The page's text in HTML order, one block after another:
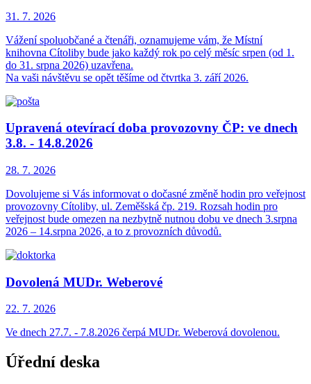
31. 7. 2026
Vážení spoluobčané a čtenáři, oznamujeme vám, že Místní
knihovna Cítoliby bude jako každý rok po celý měsíc srpen (od 1.
do 31. srpna 2026) uzavřena.
Na vaši návštěvu se opět těšíme od čtvrtka 3. září 2026.
Upravená otevírací doba provozovny ČP: ve dnech
3.8. - 14.8.2026
28. 7. 2026
Dovolujeme si Vás informovat o dočasné změně hodin pro veřejnost
provozovny Cítoliby, ul. Zeměšská čp. 219. Rozsah hodin pro
veřejnost bude omezen na nezbytně nutnou dobu ve dnech 3.srpna
2026 – 14.srpna 2026, a to z provozních důvodů.
Dovolená MUDr. Weberové
22. 7. 2026
Ve dnech 27.7. - 7.8.2026 čerpá MUDr. Weberová dovolenou.
Úřední deska